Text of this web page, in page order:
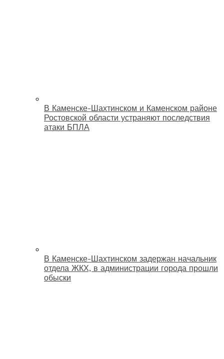
В Каменске-Шахтинском и Каменском районе
Ростовской области устраняют последствия
атаки БПЛА
В Каменске-Шахтинском задержан начальник
отдела ЖКХ, в администрации города прошли
обыски